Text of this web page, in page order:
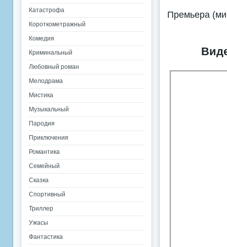
Премьера
Катастрофа
Короткометражный
Комедия
Криминальный
Любовный роман
Мелодрама
Мистика
Музыкальный
Пародия
Приключения
Романтика
Семейный
Сказка
Спортивный
Триллер
Ужасы
Фантастика